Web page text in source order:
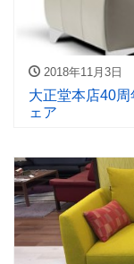
2018年11月3日
大正堂本店40
ェア